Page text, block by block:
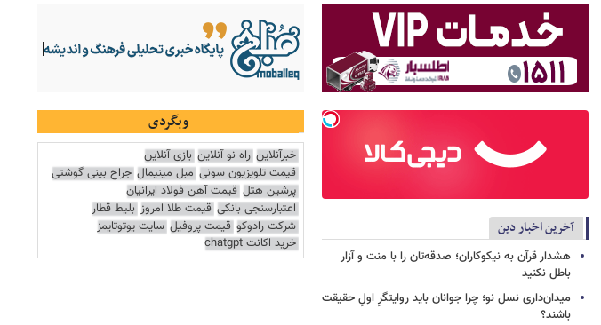
آخرین اخبار دین
هشدار قرآن به نیکوکاران؛ صدقه‌تان را با منت و آزار
باطل نکنید
میدان‌داری نسل نو؛ چرا جوانان باید روایتگرِ اولِ حقیقت
باشند؟
وبگردی
خبرآنلاین راه نو آنلاین بازی آنلاین
قیمت تلویزیون سونی مبل مینیمال جراح بینی گوشتی
پرشین هتل قیمت آهن فولاد ایرانیان
اعتبارسنجی بانکی قیمت طلا امروز بلیط قطار
شرکت رادوکو قیمت پروفیل سایت یوتوتایمز
خرید اکانت chatgpt